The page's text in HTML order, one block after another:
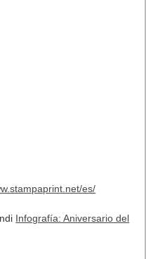
es/
Infografía: Aniversario del